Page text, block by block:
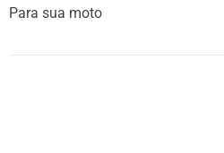
Para sua moto